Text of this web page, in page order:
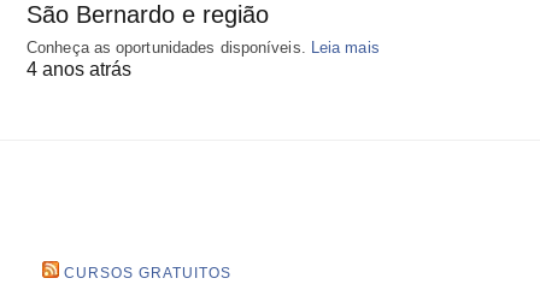
São Bernardo e região
Conheça as oportunidades disponíveis. Leia mais
4 anos atrás
CURSOS GRATUITOS